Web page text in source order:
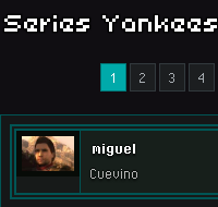
Series Yankees
1 2 3 4
miguel
Cuevino